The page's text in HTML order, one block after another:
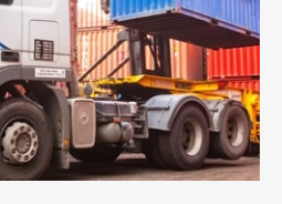
на специальном
быстро, качественно и
поможет
в порт и из порта
на контейнеровозе,
(открытых кузовах),